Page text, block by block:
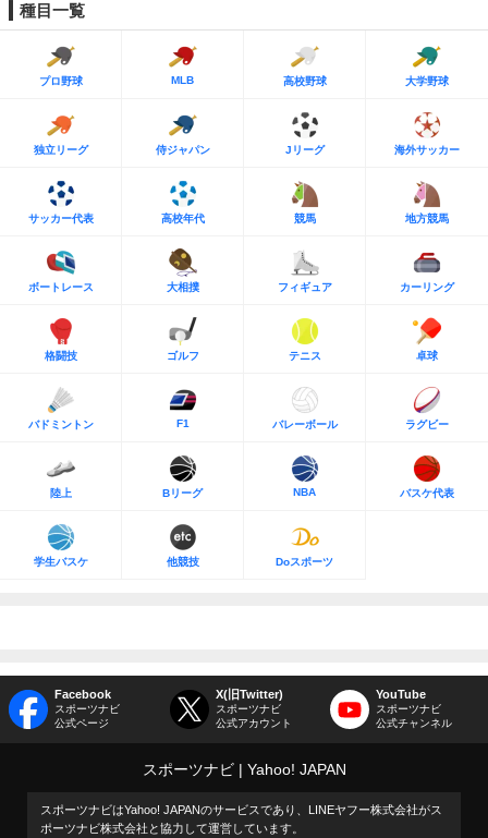
種目一覧
プロ野球 MLB 高校野球 大学野球
独立リーグ 侍ジャパン Jリーグ 海外サッカー
サッカー代表 高校年代 競馬 地方競馬
ボートレース 大相撲 フィギュア カーリング
格闘技 ゴルフ テニス 卓球
バドミントン F1 バレーボール ラグビー
陸上 Bリーグ NBA バスケ代表
学生バスケ 他競技 Doスポーツ
Facebook
スポーツナビ
公式ページ
X(旧Twitter)
スポーツナビ
公式アカウント
YouTube
スポーツナビ
公式チャンネル
スポーツナビ Yahoo! JAPAN
スポーツナビはYahoo! JAPANのサービスであり、LINEヤフー株式会社がス
ポーツナビ株式会社と協力して運営しています。